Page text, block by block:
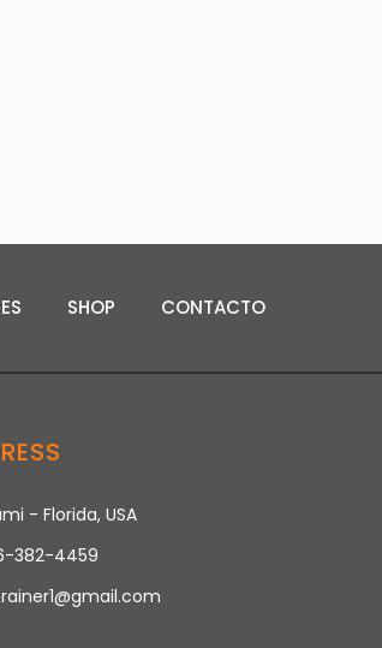
SHOP CONTACTO
- Florida, USA
382-4459